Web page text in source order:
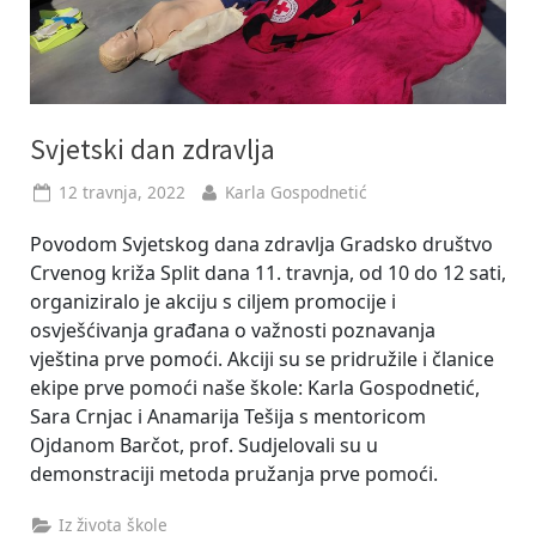
Svjetski dan zdravlja
Posted
12 travnja, 2022 By
Karla Gospodnetić
Povodom Svjetskog dana zdravlja Gradsko društvo
Crvenog križa Split dana 11. travnja, od 10 do 12 sati,
organiziralo je akciju s ciljem promocije i
osvješćivanja građana o važnosti poznavanja
vještina prve pomoći. Akciji su se pridružile i članice
ekipe prve pomoći naše škole: Karla Gospodnetić,
Sara Crnjac i Anamarija Tešija s mentoricom
Ojdanom Barčot, prof. Sudjelovali su u
demonstraciji metoda pružanja prve pomoći.
Iz života škole